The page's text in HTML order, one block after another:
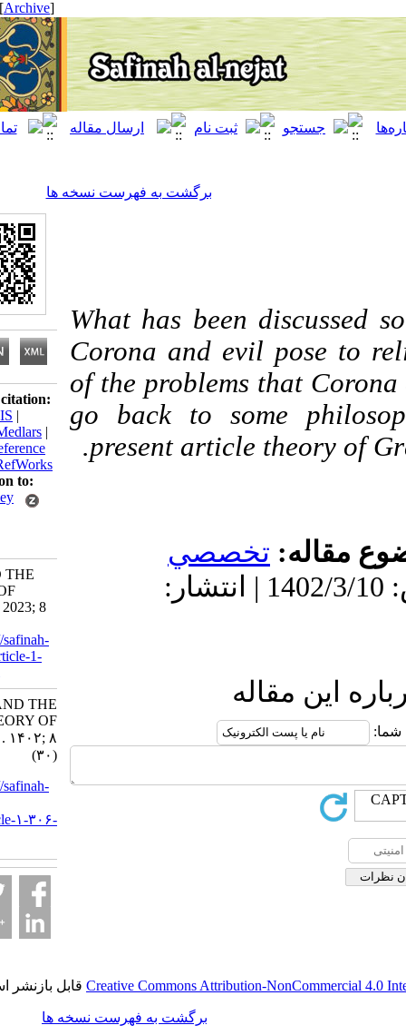
[ English ]
برگشت به فهرست نسخه ها
What has been
Corona and evil
of the problems that
go back to some
present article
تخصصي
دریافت: 1402/5/22 | پذیرش: 1402/3/10 | انتشار:
مقاله
Download citation:
BibTeX
RIS|
EndNote
Medlars
ProCite
Reference
Manager
RefWorks
Send citation to:
Mendeley
EVIL AND THE
THEORY OF
GRACE. 3 2023; 8
URL:http://safinah-
al-nejat.ir/article-1-
EVIL AND THE
THEORY OF
GRACE. ۱. ۱۴۰۲; ۸
URL:http://safinah-
nejat.ir/article-۱-۳۰۶-
Creative Commons Attribution-قابل بازنشر است.
برگشت به فهرست نسخه ها